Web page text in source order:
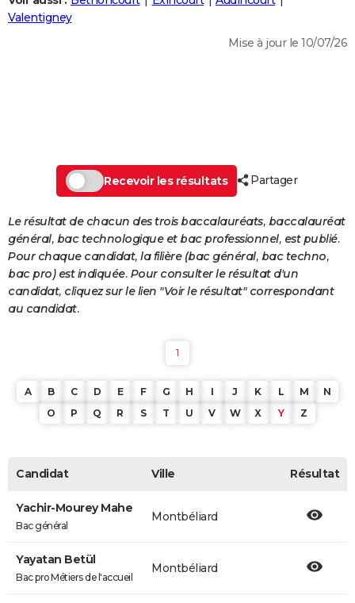
Destinations
City break
Voyage nature
Voyage de noces
Forum
Climat
+
PHOTO
Dictionnaire
PROGRAMME TV
S'inscrire
Se connecter
Lycées
Collèges
Primaires
Universités
Entreprises
Service militaire
Avis de recherche
AVIS DE DÉCÈS
FORUM
Bricolage
Lifestyle
Culture
Sport
Auto
Television
Voyage
Cinema
Valentigney
Mise à jour le 10/07/26
Recevoir les résultats Partager
Le résultat de chacun des trois baccalauréats, baccalauréat
général, bac technologique et bac professionnel, est publié.
Pour chaque candidat, la filière (bac général, bac techno,
bac pro) est indiquée. Pour consulter le résultat d'un
candidat, cliquez sur le lien "Voir le résultat" correspondant
au candidat.
1
A B C D E F G H I J K L M
N
O
P Q R S T U V W X Y Z
Candidat Ville Résultat
Yachir-Mourey Mahe
Bac général
Montbéliard
Yayatan Betül
Bac pro Métiers de l'accueil
Montbéliard